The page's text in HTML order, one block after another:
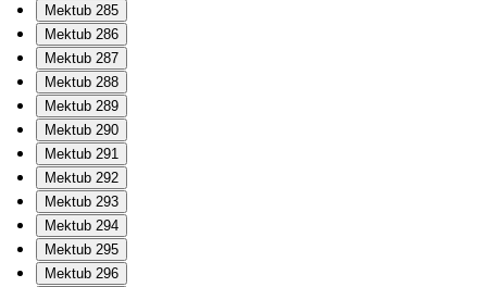
Mektub 285
Mektub 286
Mektub 287
Mektub 288
Mektub 289
Mektub 290
Mektub 291
Mektub 292
Mektub 293
Mektub 294
Mektub 295
Mektub 296